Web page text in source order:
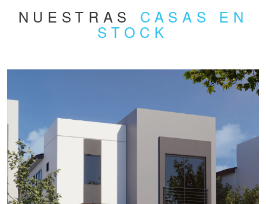
NUESTRAS CASAS EN
STOCK